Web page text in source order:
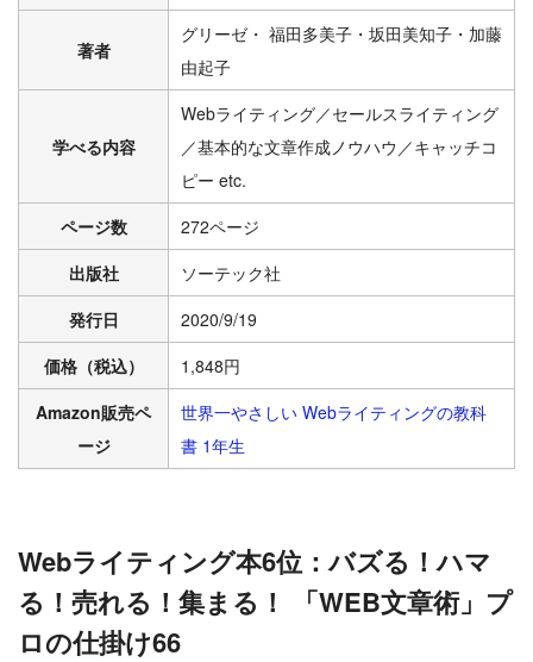
著者
グリーゼ・ 福田多美子・坂田美知子・加藤
由起子
学べる内容
Webライティング／セールスライティング
／基本的な文章作成ノウハウ／キャッチコ
ピー etc.
ページ数
272ページ
出版社
ソーテック社
発行日
2020/9/19
価格（税込）
1,848円
Amazon販売ペ
ージ
世界一やさしい Webライティングの教科
書 1年生
Webライティング本6位：バズる！ハマ
る！売れる！集まる！ 「WEB文章術」プ
ロの仕掛け66